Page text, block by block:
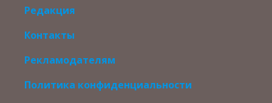
Редакция
Контакты
Рекламодателям
Политика конфиденциальности